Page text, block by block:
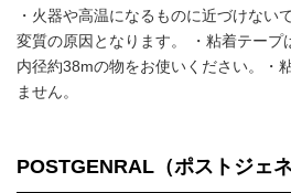
・火器や高温になるものに近づけない
変質の原因となります。 ・粘着テー
内径約38mの物をお使いください。・
ません。
POSTGENRAL（ポストジェ